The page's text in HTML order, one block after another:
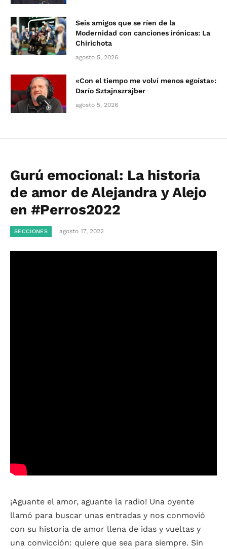
Seis amigos que se ríen de la
Modernidad con canciones irónicas: La
Chirichota
agosto 5, 2026
«Con el tiempo me volví menos egoísta»:
Darío Sztajnszrajber
agosto 5, 2026
Gurú emocional: La historia
de amor de Alejandra y Alejo
en #Perros2022
SECCIONES agosto 17, 2022
¡Aguante el amor, aguante la radio! Una oyente
llamó para buscar unas entradas y nos conmovió
con su historia de amor llena de idas y vueltas y
una convicción: quiere que sea para siempre. Sin